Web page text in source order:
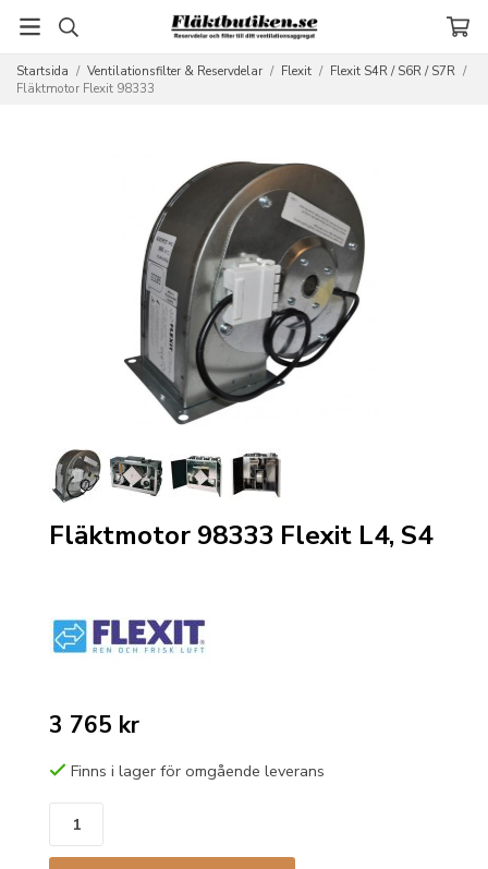
Startsida / Ventilationsfilter & Reservdelar / Flexit / Flexit S4R / S6R / S7R /
Fläktmotor Flexit 98333
Fläktmotor 98333 Flexit L4, S4
3 765 kr
Finns i lager för omgående leverans